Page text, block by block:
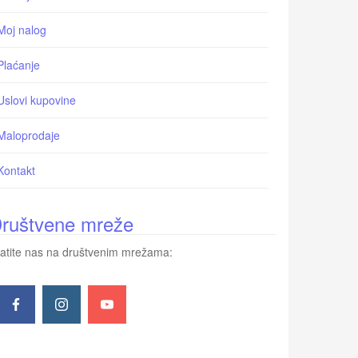
nalog
kupovine
mreže
nas na društvenim mrežama: